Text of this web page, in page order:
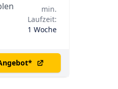
min.
Laufzeit:
1 Woche
*